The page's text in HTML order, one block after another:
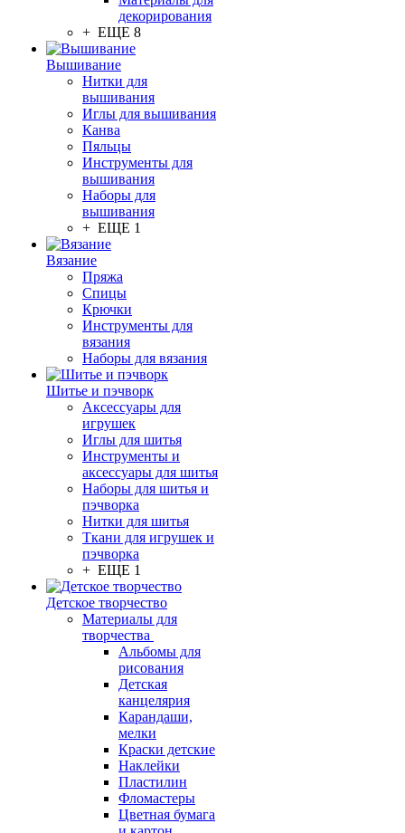
декорирования
+ ЕЩЕ 8
Вышивание
Нитки для
вышивания
Иглы для вышивания
Канва
Пяльцы
Инструменты для
вышивания
Наборы для
вышивания
+ ЕЩЕ 1
Вязание
Пряжа
Спицы
Крючки
Инструменты для
вязания
Наборы для вязания
Шитье и пэчворк
Аксессуары для
игрушек
Иглы для шитья
Инструменты и
аксессуары для шитья
Наборы для шитья и
пэчворка
Нитки для шитья
Ткани для игрушек и
пэчворка
+ ЕЩЕ 1
Детское творчество
Материалы для
творчества
Альбомы для
рисования
Детская
канцелярия
Карандаши,
мелки
Краски детские
Наклейки
Пластилин
Фломастеры
Цветная бумага